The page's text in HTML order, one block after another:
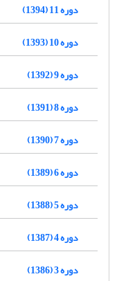
دوره 11 (1394)
دوره 10 (1393)
دوره 9 (1392)
دوره 8 (1391)
دوره 7 (1390)
دوره 6 (1389)
دوره 5 (1388)
دوره 4 (1387)
دوره 3 (1386)